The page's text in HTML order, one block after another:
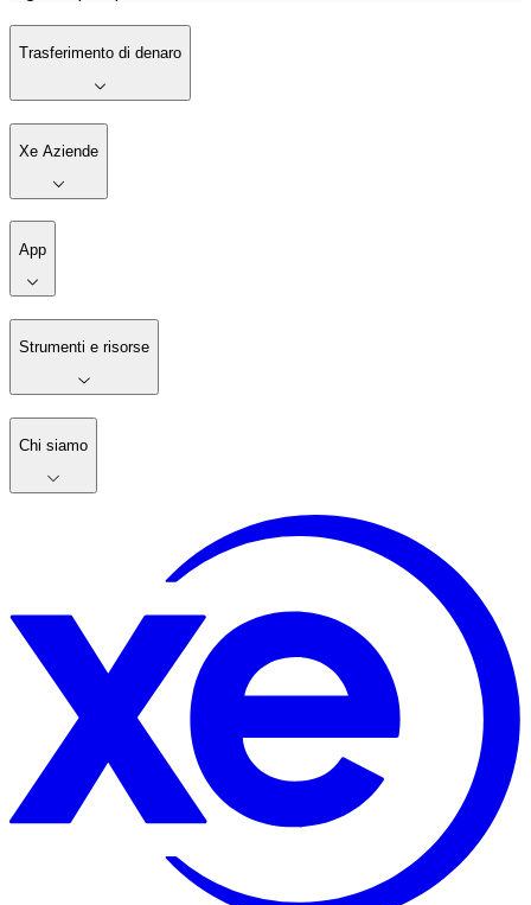
Trasferimento di denaro
Xe Aziende
App
Strumenti e risorse
Chi siamo